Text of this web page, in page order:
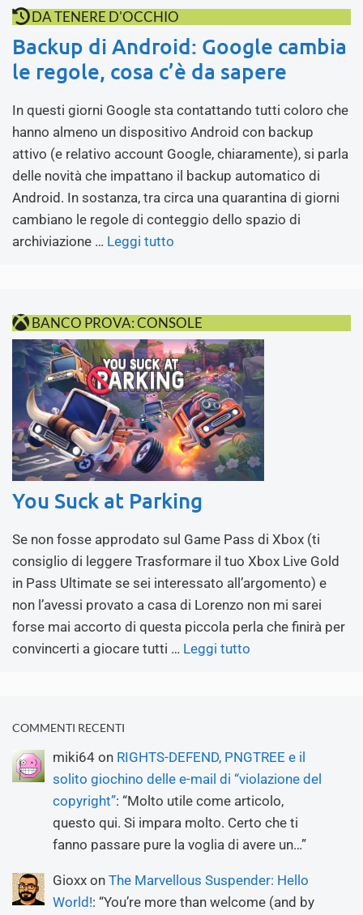
DA TENERE D'OCCHIO
Backup di Android: Google cambia
le regole, cosa c’è da sapere
In questi giorni Google sta contattando tutti coloro che
hanno almeno un dispositivo Android con backup
attivo (e relativo account Google, chiaramente), si parla
delle novità che impattano il backup automatico di
Android. In sostanza, tra circa una quarantina di giorni
cambiano le regole di conteggio dello spazio di
archiviazione … Leggi tutto
BANCO PROVA: CONSOLE
You Suck at Parking
Se non fosse approdato sul Game Pass di Xbox (ti
consiglio di leggere Trasformare il tuo Xbox Live Gold
in Pass Ultimate se sei interessato all’argomento) e
non l’avessi provato a casa di Lorenzo non mi sarei
forse mai accorto di questa piccola perla che finirà per
convincerti a giocare tutti … Leggi tutto
COMMENTI RECENTI
miki64 on RIGHTS-DEFEND, PNGTREE e il
solito giochino delle e-mail di “violazione del
copyright”: “Molto utile come articolo,
questo qui. Si impara molto. Certo che ti
fanno passare pure la voglia di avere un…”
Gioxx on The Marvellous Suspender: Hello
World!: “You’re more than welcome (and by